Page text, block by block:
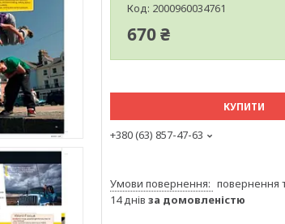
Код: 2000960034761
670 ₴
КУПИТИ
+380 (63) 857-47-63
повернення
14 днів за домовленістю